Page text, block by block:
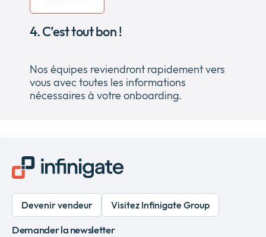
4. C’est tout bon !
Nos équipes reviendront rapidement vers
vous avec toutes les informations
nécessaires à votre onboarding.
Devenir vendeur Visitez Infinigate Group
Demander la newsletter